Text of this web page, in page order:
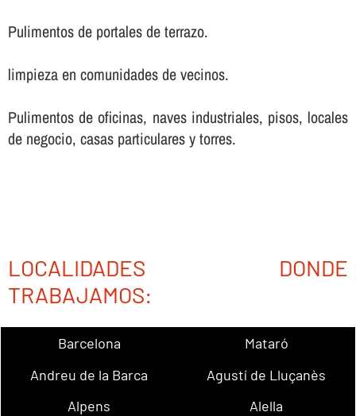
Pulimentos de portales de terrazo.
limpieza en comunidades de vecinos.
Pulimentos de oficinas, naves industriales, pisos, locales
de negocio, casas particulares y torres.
LOCALIDADES DONDE
TRABAJAMOS:
Barcelona
Mataró
Andreu de la Barca
Agustí de Lluçanès
Alpens
Alella